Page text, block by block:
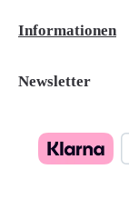
Informationen
Newsletter